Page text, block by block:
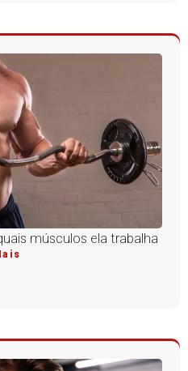
músculos ela trabalha